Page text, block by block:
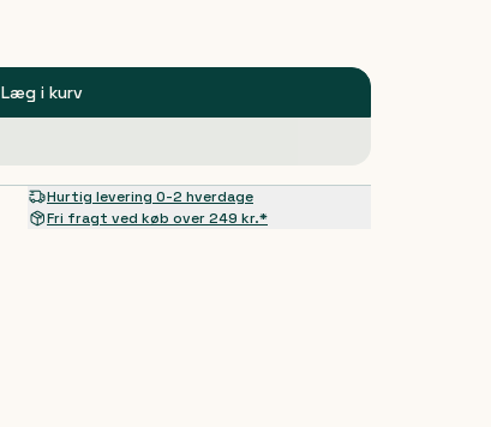
Læg i kurv
Hurtig levering 0-2 hverdage
Fri fragt ved køb over 249 kr.*